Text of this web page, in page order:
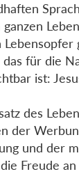
für die
ist:
des
der
und der
Freude